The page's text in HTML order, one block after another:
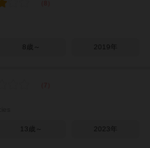
8歳～ 2019年
13歳～ 2023年